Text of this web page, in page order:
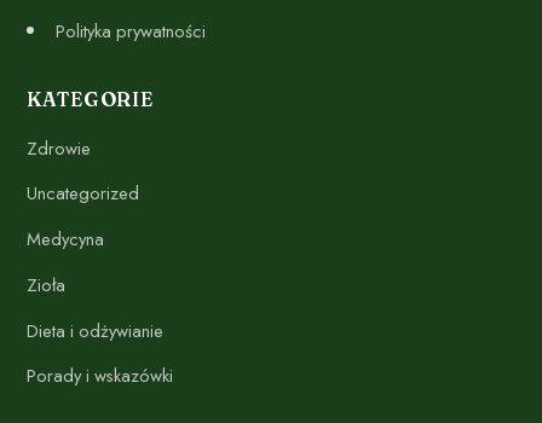
Polityka prywatności
KATEGORIE
Zdrowie
Uncategorized
Medycyna
Zioła
Dieta i odżywianie
Porady i wskazówki